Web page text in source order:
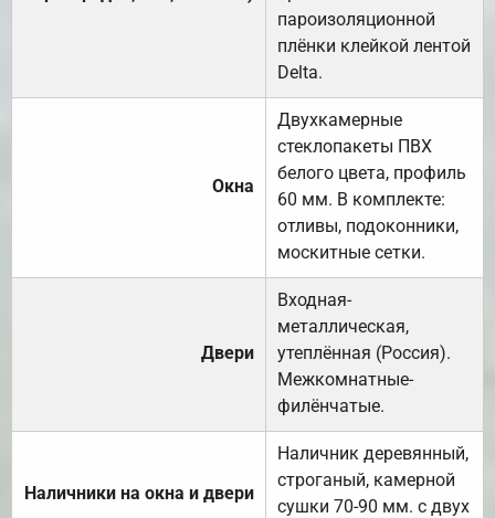
пароизоляционной
плёнки клейкой лентой
Delta.
Окна
Двухкамерные
стеклопакеты ПВХ
белого цвета, профиль
60 мм. В комплекте:
отливы, подоконники,
москитные сетки.
Двери
Входная-
металлическая,
утеплённая (Россия).
Межкомнатные-
филёнчатые.
Наличники на окна и двери
Наличник деревянный,
строганый, камерной
сушки 70-90 мм. с двух